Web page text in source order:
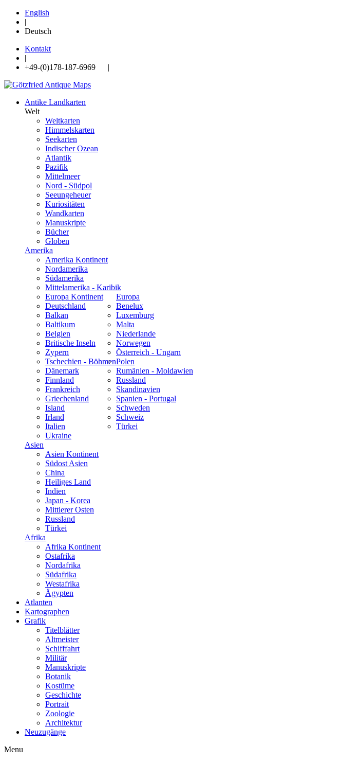
English
|
Deutsch
Kontakt
|
+49-(0)178-187-6969 |
Antike Landkarten
Welt
Weltkarten
Himmelskarten
Seekarten
Indischer Ozean
Atlantik
Pazifik
Mittelmeer
Nord - Südpol
Seeungeheuer
Kuriositäten
Wandkarten
Manuskripte
Bücher
Globen
Amerika
Amerika Kontinent
Nordamerika
Südamerika
Mittelamerika - Karibik
Europa
Europa Kontinent
Deutschland
Balkan
Baltikum
Belgien
Britische Inseln
Zypern
Tschechien - Böhmen
Dänemark
Finnland
Frankreich
Griechenland
Island
Irland
Italien
Benelux
Luxemburg
Malta
Niederlande
Norwegen
Österreich - Ungarn
Polen
Rumänien - Moldawien
Russland
Skandinavien
Spanien - Portugal
Schweden
Schweiz
Türkei
Ukraine
Asien
Asien Kontinent
Südost Asien
China
Heiliges Land
Indien
Japan - Korea
Mittlerer Osten
Russland
Türkei
Afrika
Afrika Kontinent
Ostafrika
Nordafrika
Südafrika
Westafrika
Ägypten
Atlanten
Kartographen
Grafik
Titelblätter
Altmeister
Schifffahrt
Militär
Manuskripte
Botanik
Kostüme
Geschichte
Portrait
Zoologie
Architektur
Neuzugänge
Menu